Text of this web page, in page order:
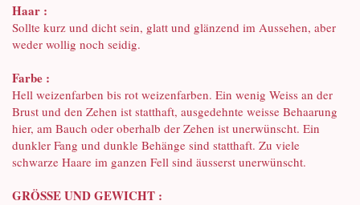
Haar :
Sollte kurz und dicht sein, glatt und glänzend im Aussehen, aber
weder wollig noch seidig.
Farbe :
Hell weizenfarben bis rot weizenfarben. Ein wenig Weiss an der
Brust und den Zehen ist statthaft, ausgedehnte weisse Behaarung
hier, am Bauch oder oberhalb der Zehen ist unerwünscht. Ein
dunkler Fang und dunkle Behänge sind statthaft. Zu viele
schwarze Haare im ganzen Fell sind äusserst unerwünscht.
GRÖSSE UND GEWICHT :